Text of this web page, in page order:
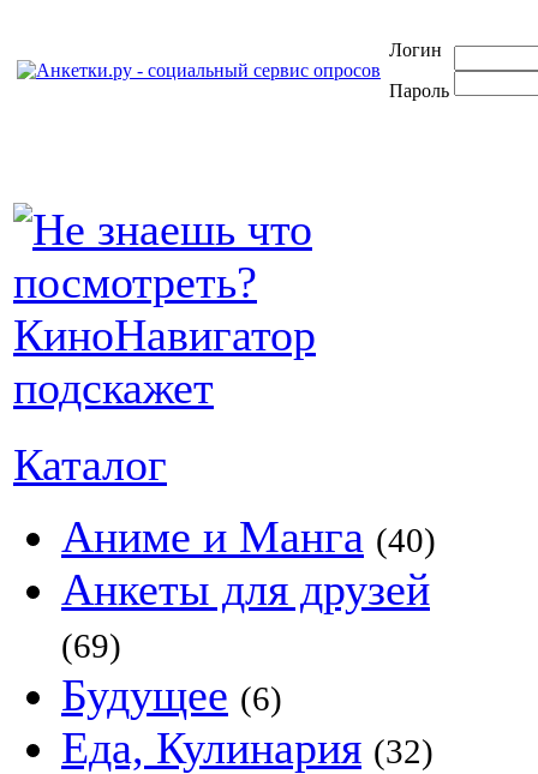
Логин
Пароль
Каталог
Аниме и Манга (40)
Анкеты для друзей
(69)
Будущее (6)
Еда, Кулинария (32)